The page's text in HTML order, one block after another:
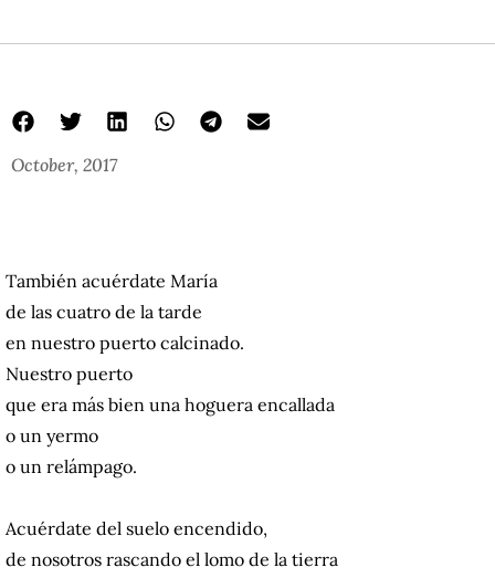
October, 2017
También acuérdate María
de las cuatro de la tarde
en nuestro puerto calcinado.
Nuestro puerto
que era más bien una hoguera encallada
o un yermo
o un relámpago.
Acuérdate del suelo encendido,
de nosotros rascando el lomo de la tierra